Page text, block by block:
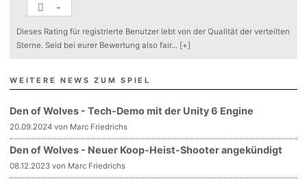
-
Dieses Rating für registrierte Benutzer lebt von der Qualität der verteilten
Sterne. Seid bei eurer Bewertung also fair... [+]
WEITERE NEWS ZUM SPIEL
Den of Wolves - Tech-Demo mit der Unity 6 Engine
20.09.2024 von Marc Friedrichs
Den of Wolves - Neuer Koop-Heist-Shooter angekündigt
08.12.2023 von Marc Friedrichs